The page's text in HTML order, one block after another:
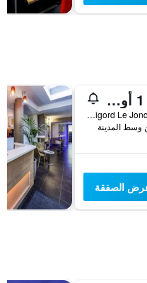
أوتل إف 1 أورانج سنتر إشانجور إيه 7 إيه 9
164 Rue Agis Rigord Le Jonquier Sud, اورانج, إقليم فوكلوز, فرنسا
الصفقة